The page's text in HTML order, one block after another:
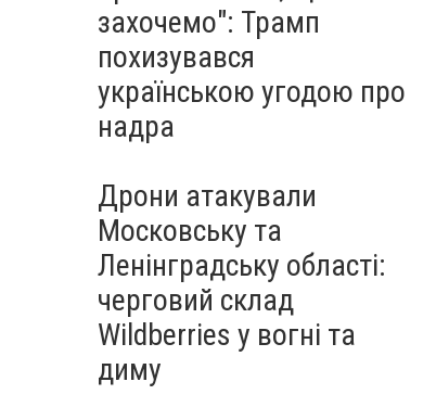
захочемо": Трамп
похизувався
українською угодою про
надра
Дрони атакували
Московську та
Ленінградську області:
черговий склад
Wildberries у вогні та
диму